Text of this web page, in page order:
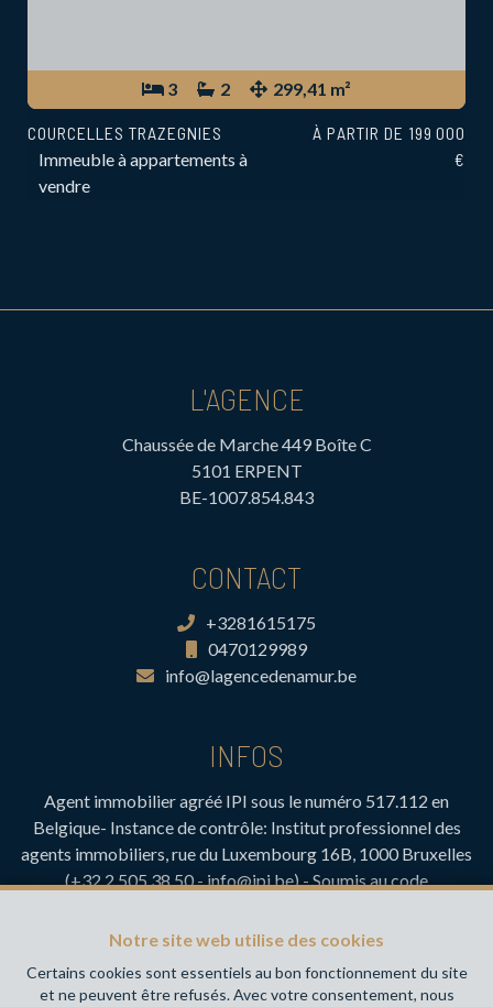
3 2 299,41 m²
COURCELLES TRAZEGNIES
Immeuble à appartements à
vendre
À PARTIR DE 199 000
€
Notre site web utilise des cookies
Certains cookies sont essentiels au bon fonctionnement du site
et ne peuvent être refusés. Avec votre consentement, nous
L'AGENCE
Chaussée de Marche 449 Boîte C
5101 ERPENT
BE-1007.854.843
CONTACT
+3281615175
0470129989
info@lagencedenamur.be
INFOS
Agent immobilier agréé IPI sous le numéro 517.112 en
Belgique- Instance de contrôle: Institut professionnel des
agents immobiliers, rue du Luxembourg 16B, 1000 Bruxelles
(+32 2 505 38 50 - info@ipi.be) - Soumis aucode
RC professionnelle et cautionnement via AXA Belgium SA,
Couverture valable pour les activités réalisées en Belgique